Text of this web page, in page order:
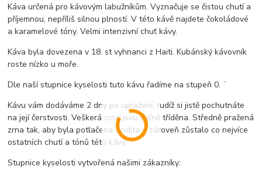
Káva určená pro kávovým labužníkům. Vyznačuje se čistou chutí a
příjemnou, nepříliš silnou plností. V této kávě najdete čokoládové
a karamelové tóny. Velmi intenzivní chuť kávy.
Káva byla dovezena v 18. st vyhnanci z Haiti. Kubánský kávovník
roste nízko u moře.
Dle naší stupnice kyselosti tuto kávu řadíme na stupeň 0. ¨
Kávu vám dodáváme 2 dny po upražení, tudíž si jistě pochutnáte
na její čerstvosti. Veškerá zrna jsou ručně tříděna. Středně pražená
zrna tak, aby byla potlačena acidita a zároveň zůstalo co nejvíce
ostatních chutí a tónů této kávy.
Stupnice kyselosti vytvořená našimi zákazníky: